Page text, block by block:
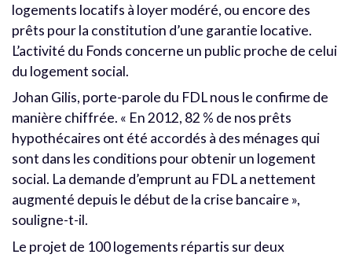
logements locatifs à loyer modéré, ou encore des
prêts pour la constitution d’une garantie locative.
L’activité du Fonds concerne un public proche de celui
du logement social.
Johan Gilis, porte-parole du FDL nous le confirme de
manière chiffrée. « En 2012, 82 % de nos prêts
hypothécaires ont été accordés à des ménages qui
sont dans les conditions pour obtenir un logement
social. La demande d’emprunt au FDL a nettement
augmenté depuis le début de la crise bancaire »,
souligne-t-il.
Le projet de 100 logements répartis sur deux